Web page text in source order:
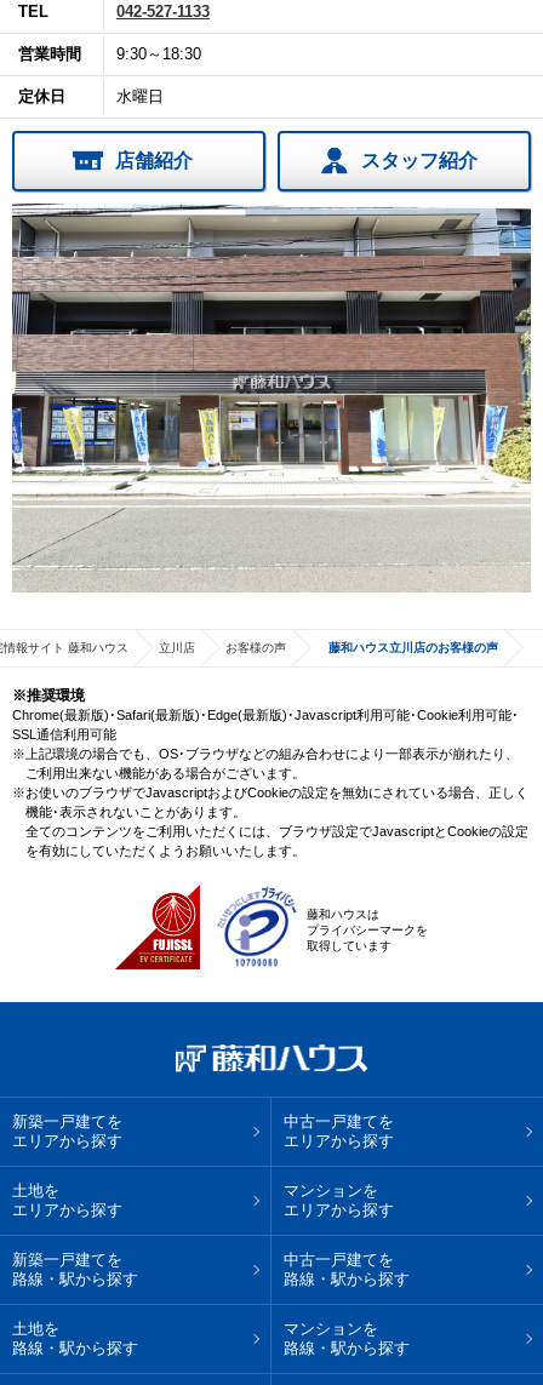
TEL 042-527-1133
営業時間 9:30～18:30
定休日 水曜日
店舗紹介 スタッフ紹介
報サイト 藤和ハウス 立川店 お客様の声 藤和ハウス立川店のお客様の声
※推奨環境
Chrome(最新版)･Safari(最新版)･Edge(最新版)･Javascript利用可能･Cookie利用可能･
SSL通信利用可能
※上記環境の場合でも、OS･ブラウザなどの組み合わせにより一部表示が崩れたり、
ご利用出来ない機能がある場合がございます。
※お使いのブラウザでJavascriptおよびCookieの設定を無効にされている場合、正しく
機能･表示されないことがあります。
全てのコンテンツをご利用いただくには、ブラウザ設定でJavascriptとCookieの設定
を有効にしていただくようお願いいたします。
藤和ハウスは
プライバシーマークを
取得しています
新築一戸建てを
エリアから探す
中古一戸建てを
エリアから探す
土地を
エリアから探す
マンションを
エリアから探す
新築一戸建てを
路線・駅から探す
中古一戸建てを
路線・駅から探す
土地を
路線・駅から探す
マンションを
路線・駅から探す